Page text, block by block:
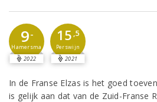
9-
Hamersma
2022
15 ,5
Perswijn
2021
In de Franse Elzas is het goed
is gelijk aan dat van de Zuid-Franse